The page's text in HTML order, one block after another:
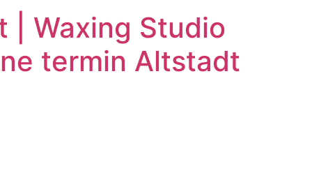
| Waxing Studio
termin Altstadt